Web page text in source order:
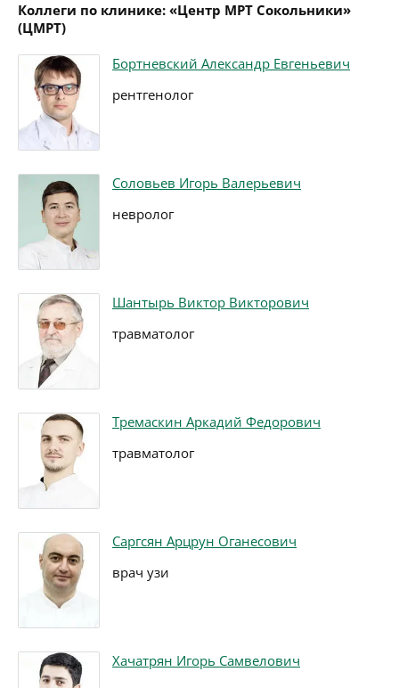
Коллеги по клинике: «Центр МРТ Сокольники»
(ЦМРТ)
Бортневский Александр Евгеньевич
рентгенолог
Соловьев Игорь Валерьевич
невролог
Шантырь Виктор Викторович
травматолог
Тремаскин Аркадий Федорович
травматолог
Саргсян Арцрун Оганесович
врач узи
Хачатрян Игорь Самвелович